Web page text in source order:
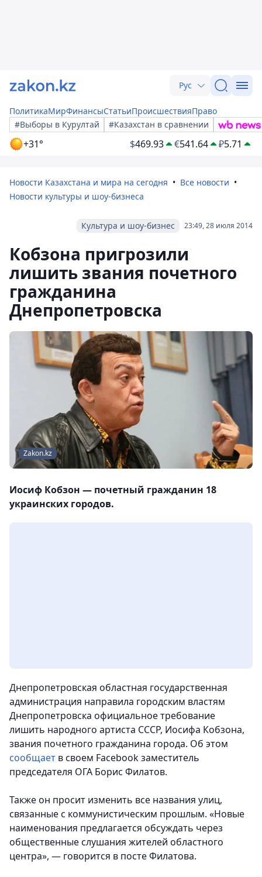
Рус
ПолитикаМирФинансыСтатьиПроисшествияПраво
#Выборы в Курултай
#Казахстан в сравнении
+31° $469.93 €541.64 ₽5.71
Новости Казахстана и мира на сегодня
Все новости
Новости культуры и шоу-бизнеса
23:49, 28 июля 2014
Культура и шоу-бизнес
Кобзона пригрозили
лишить звания почетного
гражданина
Днепропетровска
Zakon.kz
Иосиф Кобзон — почетный гражданин 18
украинских городов.
Днепропетровская областная государственная
администрация направила городским властям
Днепропетровска официальное требование
лишить народного артиста СССР, Иосифа Кобзона,
звания почетного гражданина города. Об этом
сообщает в своем Facebook заместитель
председателя ОГА Борис Филатов.
Также он просит изменить все названия улиц,
связанные с коммунистическим прошлым. «Новые
наименования предлагается обсуждать через
общественные слушания жителей областного
центра», — говорится в посте Филатова.